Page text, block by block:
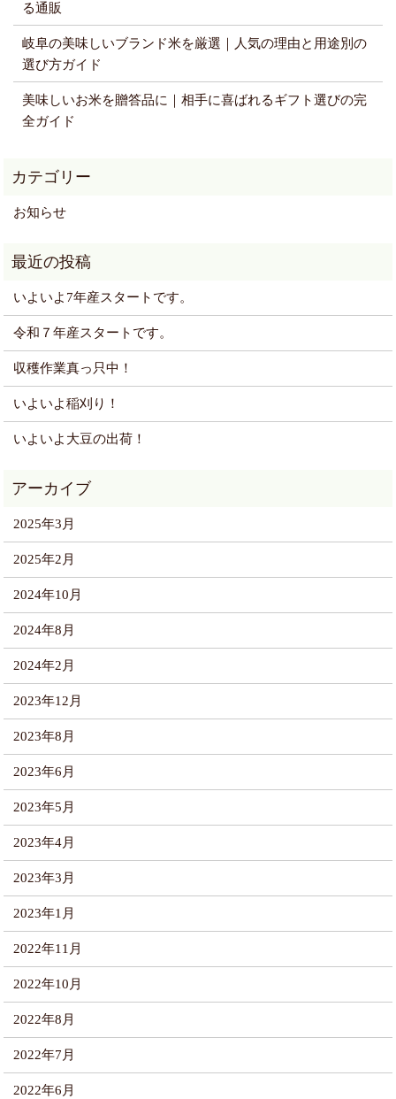
る通販
岐阜の美味しいブランド米を厳選｜人気の理由と用途別の
選び方ガイド
美味しいお米を贈答品に｜相手に喜ばれるギフト選びの完
全ガイド
お知らせ
いよいよ7年産スタートです。
令和７年産スタートです。
収穫作業真っ只中！
いよいよ稲刈り！
いよいよ大豆の出荷！
2025年3月
2025年2月
2024年10月
2024年8月
2024年2月
2023年12月
2023年8月
2023年6月
2023年5月
2023年4月
2023年3月
2023年1月
2022年11月
2022年10月
2022年8月
2022年7月
2022年6月